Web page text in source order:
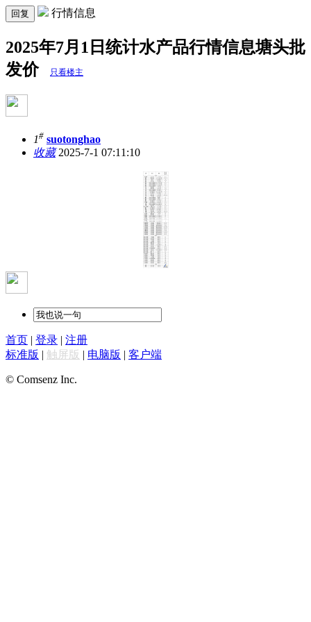
回复 行情信息
2025年7月1日统计水产品行情信息塘头批
发价
只看楼主
1# suotonghao
收藏2025-7-1 07:11:10
首页 | 登录 | 注册
标准版 | 触屏版 | 电脑版 | 客户端
© Comsenz Inc.